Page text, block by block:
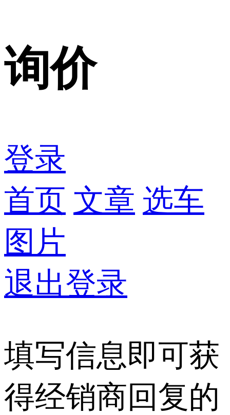
询价
登录
首页 文章 选车
图片
退出登录
填写信息即可获
得经销商回复的